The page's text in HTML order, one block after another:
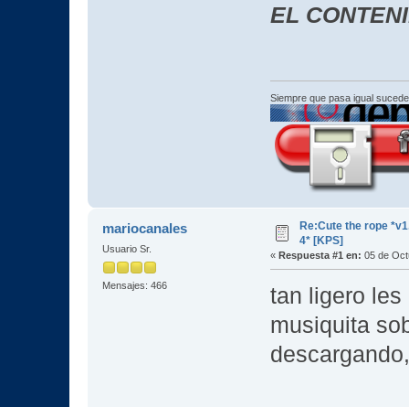
EL
Siempre que pasa igual
mariocanales
Usuario Sr.
Mensajes: 466
Re:Cute the rope
4* [KPS]
« Respuesta #1 en: 05 de
tan ligero les
musiquita